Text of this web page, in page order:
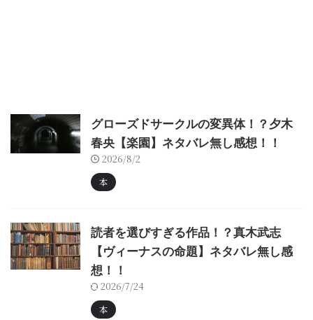
グローズドサークルの変異体！？夕木
春央【楽園】ネタバレ無し感想！！
2026/8/2
本
読者を選びすぎる作品！？真木武志
【ヴィーナスの命題】ネタバレ無し感
想！！
2026/7/24
本